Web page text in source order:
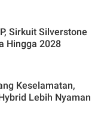
Sirkuit Silverstone
Hingga 2028
Keselamatan,
Lebih Nyaman